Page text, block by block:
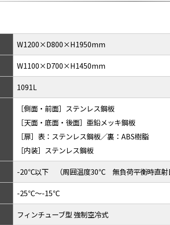
W1200×D800×H1950mm
W1100×D700×H1450mm
1091L
［側面・前面］ステンレス鋼板
［天面・底面・後面］亜鉛メッキ鋼板
［扉］表：ステンレス鋼板／裏：ABS樹脂
［内装］ステンレス鋼板
-20℃以下 （周囲温度30℃ 無負荷平衡時直射
-25℃～-15℃
フィンチューブ型 強制空冷式